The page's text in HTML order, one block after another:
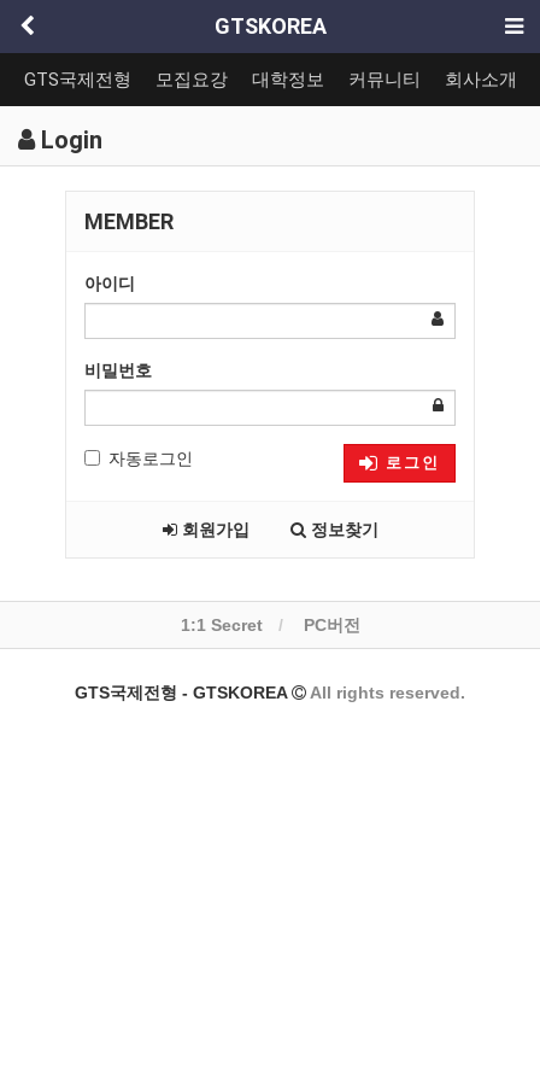
GTSKOREA
GTS국제전형 모집요강 대학정보 커뮤니티 회사소개
Login
MEMBER
아이디
비밀번호
자동로그인 로그인
회원가입 정보찾기
1:1 Secret PC버전
GTS국제전형 - GTSKOREA All rights reserved.